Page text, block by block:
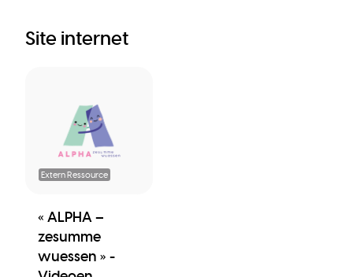
Site internet
Extern Ressource
« ALPHA –
zesumme
wuessen » -